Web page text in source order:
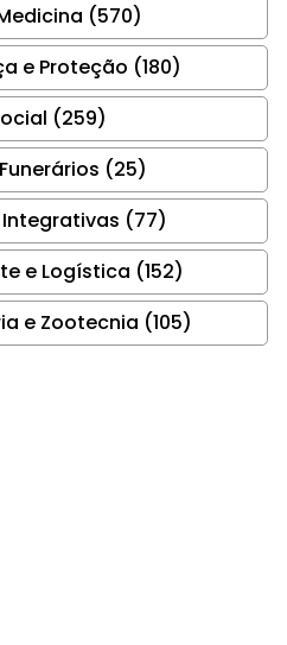
(570)
e Proteção (180)
(259)
(25)
(77)
e Logística (152)
e Zootecnia (105)